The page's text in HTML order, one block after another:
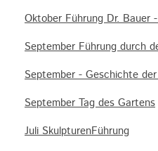
Oktober Führung Dr. Bauer
September Führung durch
September - Geschichte
September Tag des Gartens
Juli SkulpturenFührung